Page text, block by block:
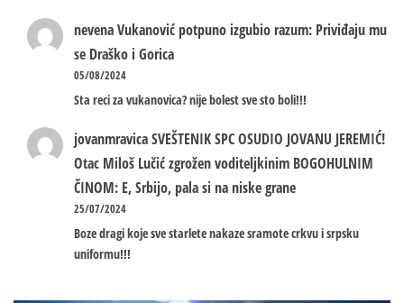
nevenaVukanović potpuno izgubio razum: Priviđaju mu
se Draško i Gorica
05/08/2024
Sta reci za vukanovica? nije bolest sve sto boli!!!
jovanmravicaSVEŠTENIK SPC OSUDIO JOVANU JEREMIĆ!
Otac Miloš Lučić zgrožen voditeljkinim BOGOHULNIM
ČINOM: E, Srbijo, pala si na niske grane
25/07/2024
Boze dragi koje sve starlete nakaze sramote crkvu i srpsku
uniformu!!!